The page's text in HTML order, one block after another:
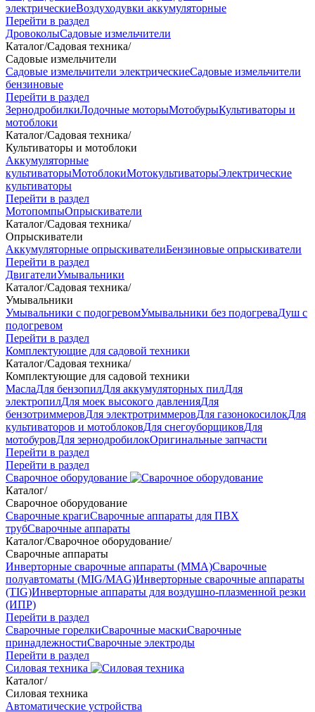
электрическиеВоздуходувки аккумуляторные
Перейти в раздел
ДровоколыСадовые измельчители
Каталог/Садовая техника/
Садовые измельчители
Садовые измельчители электрическиеСадовые измельчители
бензиновые
Перейти в раздел
ЗернодробилкиЛодочные моторыМотобурыКультиваторы и
мотоблоки
Каталог/Садовая техника/
Культиваторы и мотоблоки
Аккумуляторные
культиваторыМотоблокиМотокультиваторыЭлектрические
культиваторы
Перейти в раздел
МотопомпыОпрыскиватели
Каталог/Садовая техника/
Опрыскиватели
Аккумуляторные опрыскивателиБензиновые опрыскиватели
Перейти в раздел
ДвигателиУмывальники
Каталог/Садовая техника/
Умывальники
Умывальники с подогревомУмывальники без подогреваДуш с
подогревом
Перейти в раздел
Комплектующие для садовой техники
Каталог/Садовая техника/
Комплектующие для садовой техники
МаслаДля бензопилДля аккумуляторных пилДля
электропилДля моек высокого давленияДля
бензотриммеровДля электротриммеровДля газонокосилокДля
культиваторов и мотоблоковДля снегоуборщиковДля
мотобуровДля зернодробилокОригинальные запчасти
Перейти в раздел
Перейти в раздел
Сварочное оборудование
Каталог/
Сварочное оборудование
Сварочные крагиСварочные аппараты для ПВХ
трубСварочные аппараты
Каталог/Сварочное оборудование/
Сварочные аппараты
Инверторные сварочные аппараты (ММА)Сварочные
полуавтоматы (MIG/MAG)Инверторные сварочные аппараты
(TIG)Инверторные аппараты для воздушно-плазменной резки
(ИПР)
Перейти в раздел
Сварочные горелкиСварочные маскиСварочные
принадлежностиСварочные электроды
Перейти в раздел
Силовая техника
Каталог/
Силовая техника
Автоматические устройства